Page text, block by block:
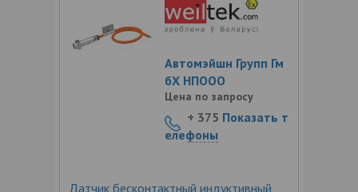
Датчик бесконтактный индуктивный
Автомэйшн Групп Гм
бХ НПООО
Цена по запросу
+ 375 Показать т
елефоны